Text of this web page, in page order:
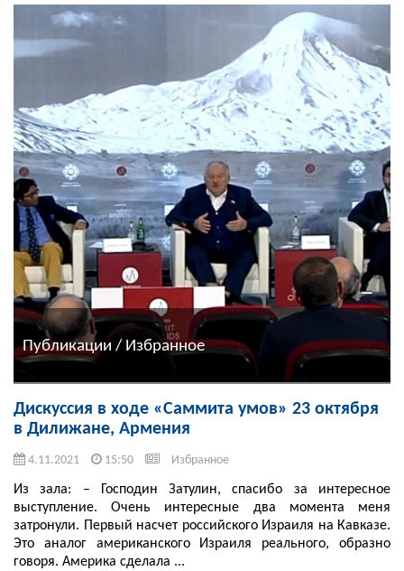
Публикации / Избранное
Дискуссия в ходе «Саммита умов» 23 октября
в Дилижане, Армения
4.11.2021 15:50 Избранное
Из зала: – Господин Затулин, спасибо за интересное
выступление. Очень интересные два момента меня
затронули. Первый насчет российского Израиля на Кавказе.
Это аналог американского Израиля реального, образно
говоря. Америка сделала ...